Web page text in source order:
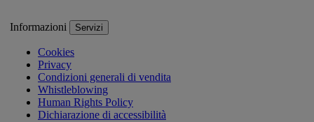
Informazioni Servizi
Cookies
Privacy
Condizioni generali di vendita
Whistleblowing
Human Rights Policy
Dichiarazione di accessibilità